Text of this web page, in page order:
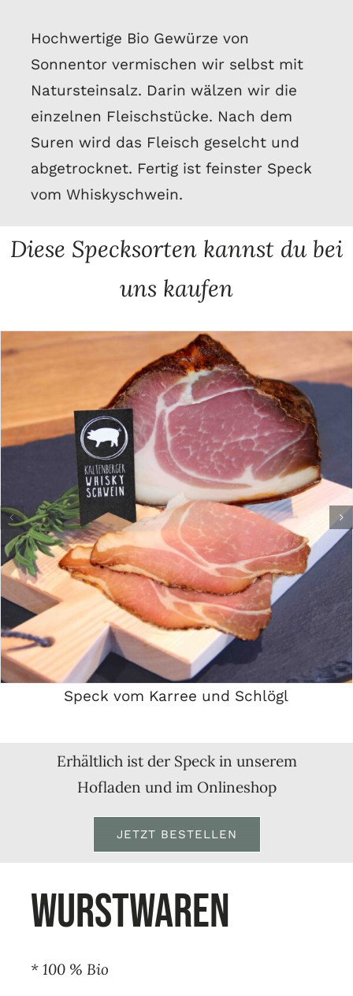
Hochwertige Bio Gewürze von
Sonnentor vermischen wir selbst mit
Natursteinsalz. Darin wälzen wir die
einzelnen Fleischstücke. Nach dem
Suren wird das Fleisch geselcht und
abgetrocknet. Fertig ist feinster Speck
vom Whiskyschwein.
Diese Specksorten kannst du bei
uns kaufen
Speck vom Karree und Schlögl
Erhältlich ist der Speck in unserem
Hofladen und im Onlineshop
JETZT BESTELLEN
wurstwaren
* 100 % Bio